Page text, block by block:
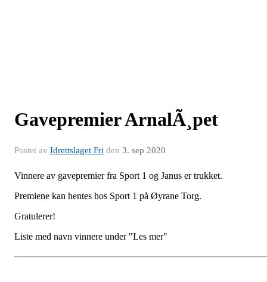
Gavepremier ArnalÃ¸pet
Postet av Idrettslaget Fri den 3. sep 2020
Vinnere av gavepremier fra Sport 1 og Janus er trukket.
Premiene kan hentes hos Sport 1 på Øyrane Torg.
Gratulerer!
Liste med navn vinnere under "Les mer"